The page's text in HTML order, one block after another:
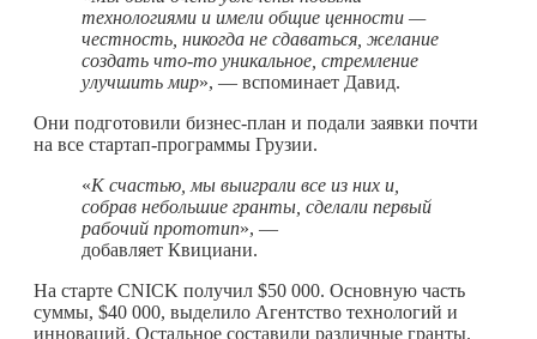
технологиями и имели общие ценности —
честность, никогда не сдаваться, желание
создать что-то уникальное, стремление
улучшить мир», — вспоминает Давид.
Они подготовили бизнес-план и подали заявки почти
на все стартап-программы Грузии.
«К счастью, мы выиграли все из них и,
собрав небольшие гранты, сделали первый
рабочий прототип», —
добавляет Квициани.
На старте CNICK получил $50 000. Основную часть
суммы, $40 000, выделило Агентство технологий и
инноваций. Остальное составили различные гранты.